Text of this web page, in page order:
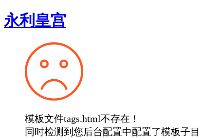
永利皇宫
模板文件tags.html不存在！
同时检测到您后台配置中配置了模板子目